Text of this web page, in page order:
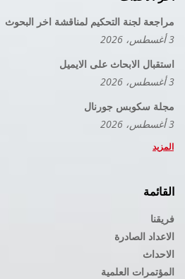
مراجعة لجنة التحكيم لمناقشة اخر البحوث
3 أغسطس، 2026
استقبال الابحاث على الايميل
3 أغسطس، 2026
مجلة سكوبس جورنال
3 أغسطس، 2026
المزيد
القائمة
فريقنا
الاعداد الصادرة
الاحداث
المؤتمرات العلمية